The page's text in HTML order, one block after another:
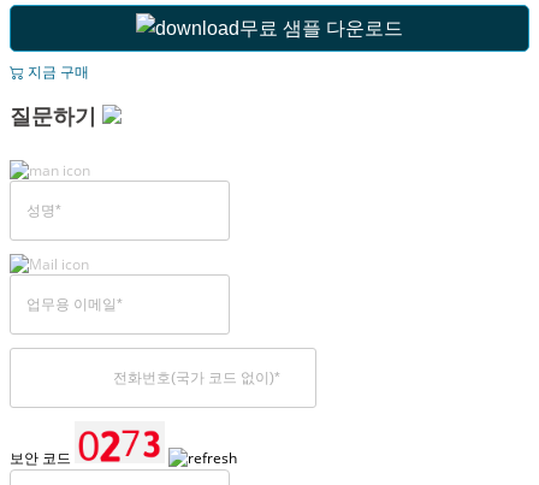
무료 샘플 다운로드
지금 구매
질문하기
보안 코드